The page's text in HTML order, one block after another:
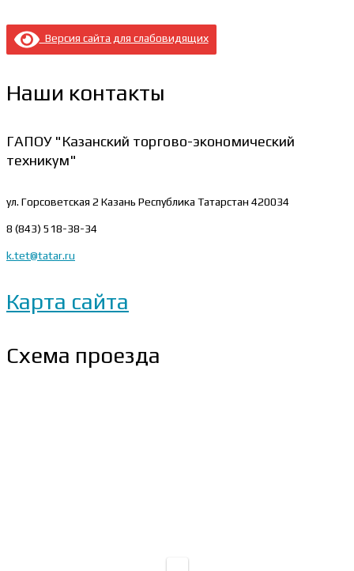
Версия сайта для слабовидящих
Наши контакты
ГАПОУ "Казанский торгово-экономический
техникум"
ул. Горсоветская 2 Казань Республика Татарстан 420034
8 (843) 518-38-34
k.tet@tatar.ru
Карта сайта
Схема проезда